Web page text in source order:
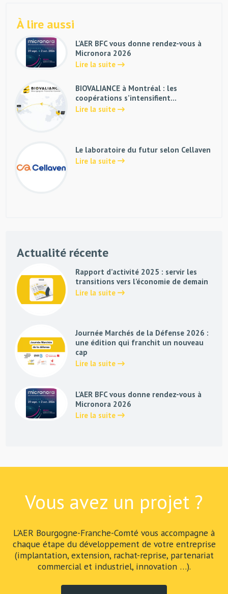
À lire aussi
L’AER BFC vous donne rendez-vous à
Micronora 2026
Lire la suite
BIOVALIANCE à Montréal : les
coopérations s’intensifient…
Lire la suite
Le laboratoire du futur selon Cellaven
Lire la suite
Actualité récente
Rapport d’activité 2025 : servir les
transitions vers l’économie de demain
Lire la suite
Journée Marchés de la Défense 2026 :
une édition qui franchit un nouveau
cap
Lire la suite
L’AER BFC vous donne rendez-vous à
Micronora 2026
Lire la suite
Vous avez un projet ?
L'AER Bourgogne-Franche-Comté vous accompagne à
chaque étape du développement de votre entreprise
(implantation, extension, rachat-reprise, partenariat
commercial et industriel, innovation …).